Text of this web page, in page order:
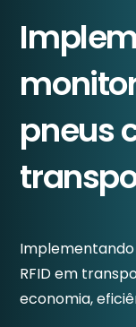
pneus
RFID em
economia,